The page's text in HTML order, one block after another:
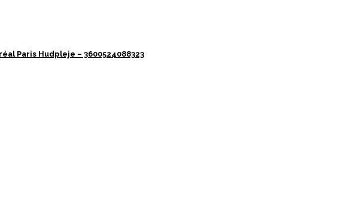
Paris Hudpleje – 3600524088323